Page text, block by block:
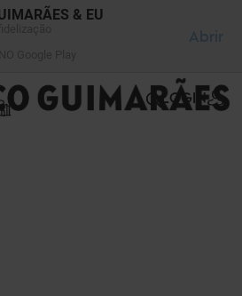
& EU
Abrir
LOGIN
Cookies